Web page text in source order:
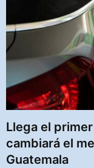
Llega el
cambiará el
Guatemala